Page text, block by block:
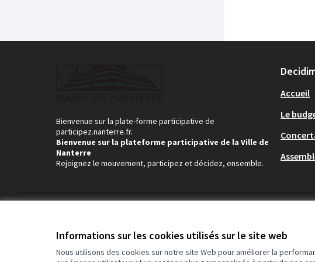
Informations sur les cookies utilisés sur le site web
Nous utilisons des cookies sur notre site Web pour améliorer la
Bienvenue sur la plate-forme participative de
participez.nanterre.fr.
Bienvenue sur la plateforme participative de la Ville de
Nanterre
Rejoignez le mouvement, participez et décidez, ensemble.
Accueil
Le